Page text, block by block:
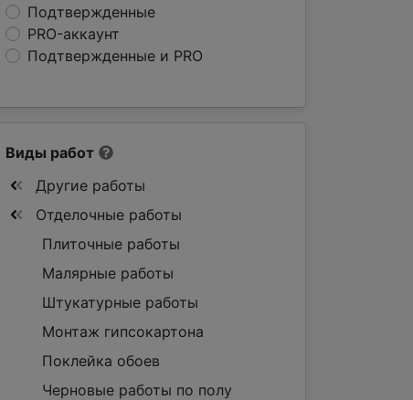
Подтвержденные
PRO-аккаунт
Подтвержденные и PRO
Виды работ
Другие работы
Отделочные работы
Плиточные работы
Малярные работы
Штукатурные работы
Монтаж гипсокартона
Поклейка обоев
Черновые работы по полу